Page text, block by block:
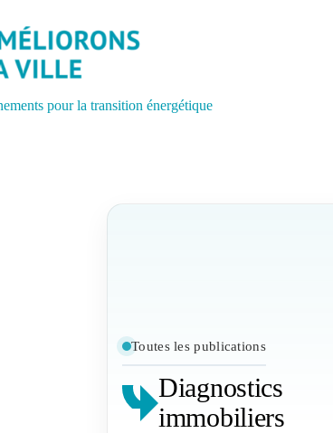
pour la transition énergétique
Toutes les publications
Diagnostics
immobiliers